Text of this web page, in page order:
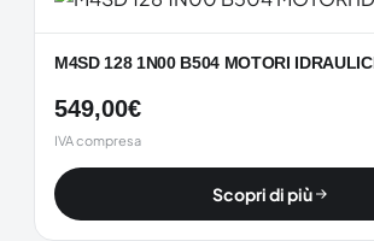
M4SD 128 1N00 B504 MOTORI IDRAULICI
549,00€
IVA compresa
Scopri di più